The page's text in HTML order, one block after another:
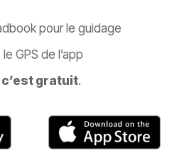
pour le guidage
GPS de l’app
c’est gratuit.